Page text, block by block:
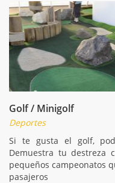
Golf / Minigolf
Deportes
Si te gusta el golf,
Demuestra tu destreza
pequeños campeonatos
pasajeros